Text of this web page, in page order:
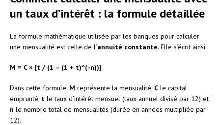
un taux d’intérêt : la formule détaillée
La formule mathématique utilisée par les banques pour calculer
une mensualité est celle de l’annuité constante. Elle s’écrit ainsi :
M = C × [t / (1 – (1 + t)^(-n))]
Dans cette formule, M représente la mensualité, C le capital
emprunté, t le taux d’intérêt mensuel (taux annuel divisé par 12) et
n le nombre total de mensualités (durée en années multipliée par
12).